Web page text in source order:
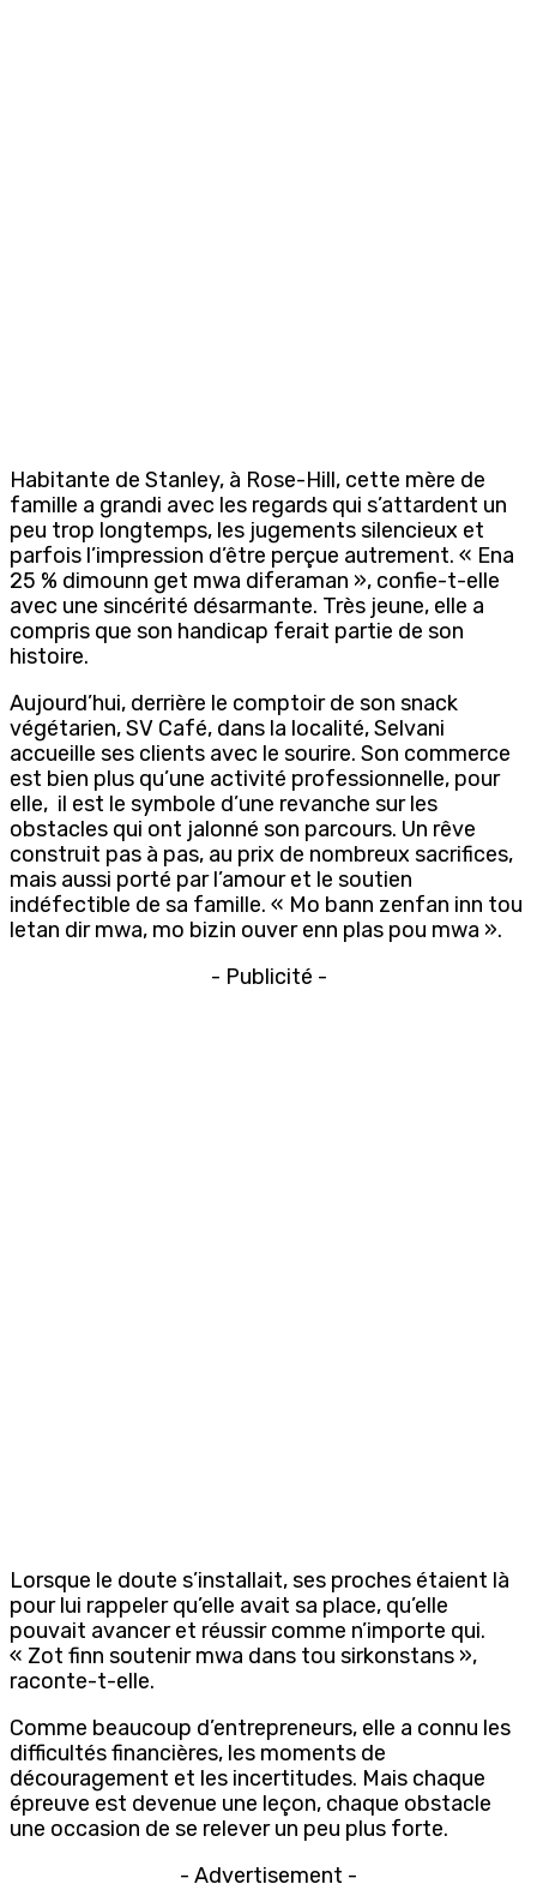
Habitante de Stanley, à Rose-Hill, cette mère de
famille a grandi avec les regards qui s’attardent un
peu trop longtemps, les jugements silencieux et
parfois l’impression d’être perçue autrement. « Ena
25 % dimounn get mwa diferaman », confie-t-elle
avec une sincérité désarmante. Très jeune, elle a
compris que son handicap ferait partie de son
histoire.
Aujourd’hui, derrière le comptoir de son snack
végétarien, SV Café, dans la localité, Selvani
accueille ses clients avec le sourire. Son commerce
est bien plus qu’une activité professionnelle, pour
elle, il est le symbole d’une revanche sur les
obstacles qui ont jalonné son parcours. Un rêve
construit pas à pas, au prix de nombreux sacrifices,
mais aussi porté par l’amour et le soutien
indéfectible de sa famille. « Mo bann zenfan inn tou
letan dir mwa, mo bizin ouver enn plas pou mwa ».
- Publicité -
Lorsque le doute s’installait, ses proches étaient là
pour lui rappeler qu’elle avait sa place, qu’elle
pouvait avancer et réussir comme n’importe qui.
« Zot finn soutenir mwa dans tou sirkonstans »,
raconte-t-elle.
Comme beaucoup d’entrepreneurs, elle a connu les
difficultés financières, les moments de
découragement et les incertitudes. Mais chaque
épreuve est devenue une leçon, chaque obstacle
une occasion de se relever un peu plus forte.
- Advertisement -